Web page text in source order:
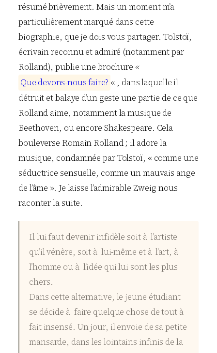
résumé brièvement. Mais un moment m’a
particulièrement marqué dans cette
biographie, que je dois vous partager. Tolstoï,
écrivain reconnu et admiré (notamment par
Rolland), publie une brochure «
Que devons-nousfaire? « , dans laquelle il
détruit et balaye d’un geste une partie de ce que
Rolland aime, notamment la musique de
Beethoven, ou encore Shakespeare. Cela
bouleverse Romain Rolland ; il adore la
musique, condamnée par Tolstoï, « comme une
séductrice sensuelle, comme un mauvais ange
de l’âme ». Je laisse l’admirable Zweig nous
raconter la suite.
Il lui faut devenir infidèle soit à l’artiste
qu’il vénère, soit à lui-même et à l’art, à
l’homme ou à l’idée qui lui sont les plus
chers.
Dans cette alternative, le jeune étudiant
se décide à faire quelque chose de tout à
fait insensé. Un jour, il envoie de sa petite
mansarde, dans les lointains infinis de la